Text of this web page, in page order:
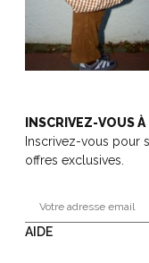
INSCRIVEZ-VOUS
Inscrivez-vous pour
offres exclusives.
AIDE